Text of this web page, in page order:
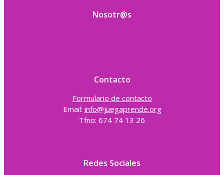
Nosotr@s
Contacto
Formulario de contacto
Email: info@juegaprende.org
Tfno: 674 74 13 26
Redes Sociales